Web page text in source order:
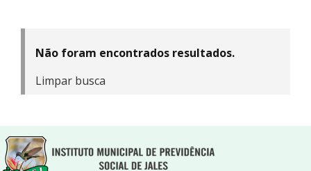
Não foram encontrados resultados.
Limpar busca